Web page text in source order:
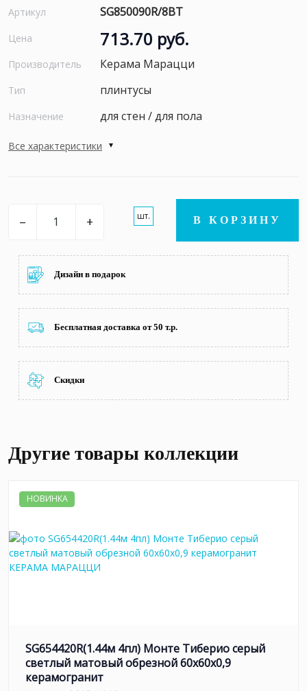
Артикул SG850090R/8BT
Цена 713.70 руб.
Производитель Керама Марацци
Тип плинтусы
Назначение для стен / для пола
Все характеристики
– + шт. В КОРЗИНУ
Дизайн в подарок
Бесплатная доставка от 50 т.р.
Скидки
Другие товары коллекции
НОВИНКА
SG654420R(1.44м 4пл) Монте Тиберио серый
светлый матовый обрезной 60x60x0,9
керамогранит